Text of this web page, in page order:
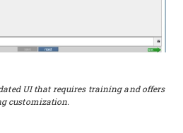
UI that requires training and offers
customization.